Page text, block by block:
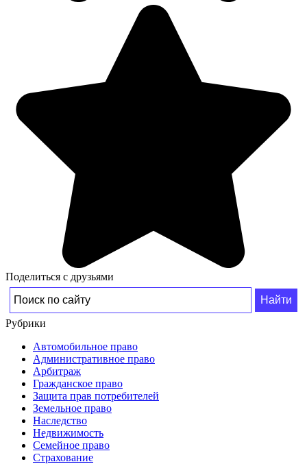
Поделиться с друзьями
Рубрики
Автомобильное право
Административное право
Арбитраж
Гражданское право
Защита прав потребителей
Земельное право
Наследство
Недвижимость
Семейное право
Страхование